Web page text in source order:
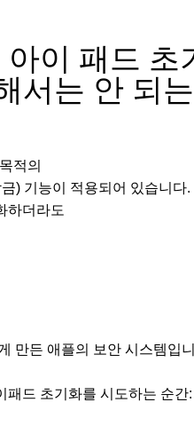
아이 패드 초
서는 안 되는
적의
) 기능이 적용되어 있습니다.
하더라도
만든 애플의 보안 시스템입
패드 초기화를 시도하는 순간: